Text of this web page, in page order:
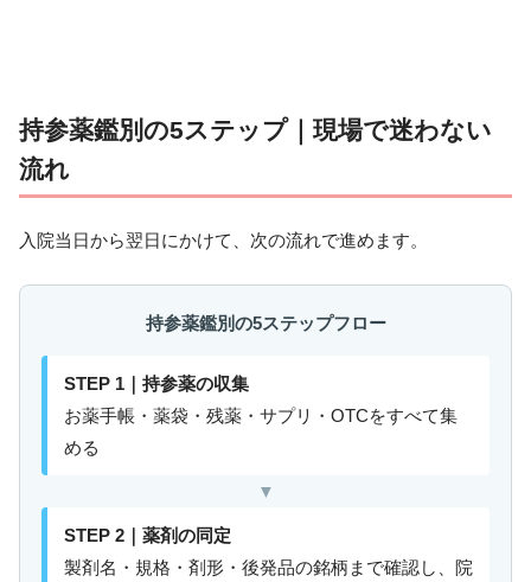
持参薬鑑別の5ステップ｜現場で迷わない
流れ
入院当日から翌日にかけて、次の流れで進めます。
持参薬鑑別の5ステップフロー
STEP 1｜持参薬の収集
お薬手帳・薬袋・残薬・サプリ・OTCをすべて集
める
▼
STEP 2｜薬剤の同定
製剤名・規格・剤形・後発品の銘柄まで確認し、院